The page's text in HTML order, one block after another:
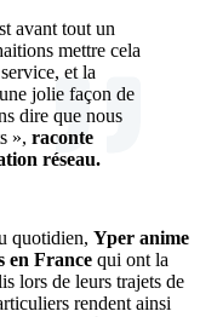
avant tout un
mettre cela
et la
jolie façon de
dire que nous
», raconte
réseau.
quotidien, Yper anime
en France qui ont la
lors de leurs trajets de
rendent ainsi